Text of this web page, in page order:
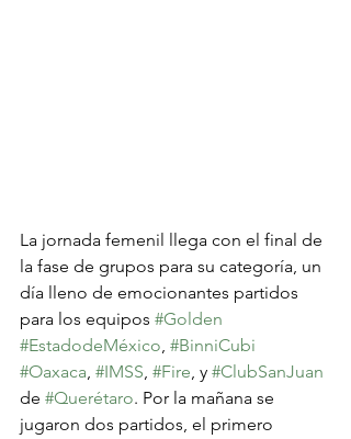
La jornada femenil llega con el final de
la fase de grupos para su categoría, un
día lleno de emocionantes partidos
para los equipos #Golden
#EstadodeMéxico, #BinniCubi
#Oaxaca, #IMSS, #Fire, y #ClubSanJuan
de #Querétaro. Por la mañana se
jugaron dos partidos, el primero